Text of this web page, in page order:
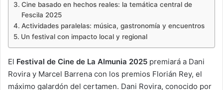
Cine basado en hechos reales: la temática central de
Fescila 2025
Actividades paralelas: música, gastronomía y encuentros
Un festival con impacto local y regional
El Festival de Cine de La Almunia 2025 premiará a Dani
Rovira y Marcel Barrena con los premios Florián Rey, el
máximo galardón del certamen. Dani Rovira, conocido por